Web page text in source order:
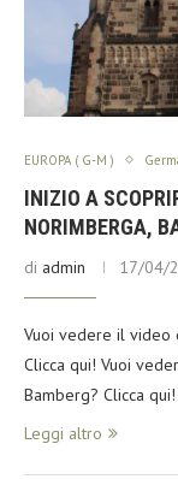
EUROPA ( G-M )
INIZIO A
NORIMBERGA,
di admin 17/04/
Vuoi vedere il
Clicca qui! Vuoi
Bamberg? Clicca
Leggi altro